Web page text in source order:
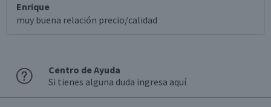
Enrique
muy buena relación precio/calidad
Centro de Ayuda
Si tienes alguna duda ingresa aquí